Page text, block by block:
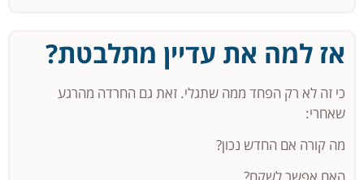
אז למה את עדיין מתלבטת?​
כי זה לא רק הפחד ממה שתגלי. זאת גם החרדה מהרגע
שאחרי:
מה קורה אם החדש נכון?